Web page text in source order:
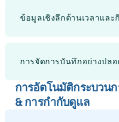
ข้อมูลเชิงลึกด้านเวลาและ
การจัดการบันทึกอย่างปล
การอัตโนมัติกระบวนก
& การกำกับดูแล